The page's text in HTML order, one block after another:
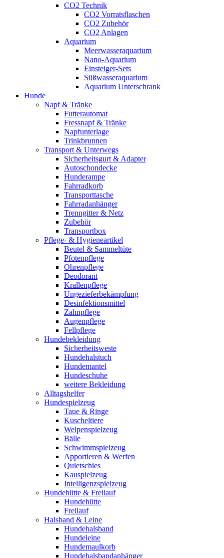
CO2 Technik
CO2 Vorratsflaschen
CO2 Zubehör
CO2 Anlagen
Aquarium
Meerwasseraquarium
Nano-Aquarium
Einsteiger-Sets
Süßwasseraquarium
Aquarium Unterschrank
Hunde
Napf & Tränke
Futterautomat
Fressnapf & Tränke
Napfunterlage
Trinkbrunnen
Transport & Unterwegs
Sicherheitsgurt & Adapter
Autoschondecke
Hunderampe
Fahrradkorb
Transporttasche
Fahrradanhänger
Trenngitter & Netz
Zubehör
Transportbox
Pflege- & Hygieneartikel
Beutel & Sammeltüte
Pfotenpflege
Ohrenpflege
Deodorant
Krallenpflege
Ungezieferbekämpfung
Desinfektionsmittel
Zahnpflege
Augenpflege
Fellpflege
Hundebekleidung
Sicherheitsweste
Hundehalstuch
Hundemantel
Hundeschuhe
weitere Bekleidung
Alltagshelfer
Hundespielzeug
Taue & Ringe
Kuscheltiere
Welpenspielzeug
Bälle
Schwimmspielzeug
Apportieren & Werfen
Quietschies
Kauspielzeug
Intelligenzspielzeug
Hundehütte & Freilauf
Hundehütte
Freilauf
Halsband & Leine
Hundehalsband
Hundeleine
Hundemaulkorb
Hundehalsbandanhänger